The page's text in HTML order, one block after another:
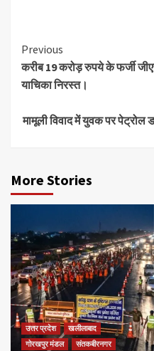
Continue
Reading
Previous
करीब 19 करोड़ रुपये के फर्जी
याचिका निरस्त।
मामूली विवाद में युवक पर
More Stories
उत्तर प्रदेश
खलीलाबाद
गोरखपुर मंडल
संतकबीरनगर